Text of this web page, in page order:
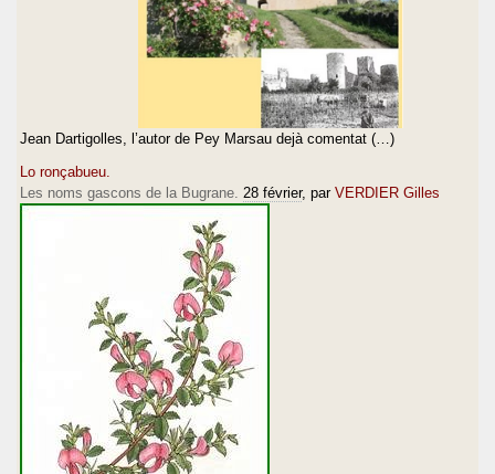
Jean Dartigolles, l’autor de Pey Marsau dejà comentat (…)
Lo ronçabueu.
Les noms gascons de la Bugrane. 28 février, par VERDIER Gilles